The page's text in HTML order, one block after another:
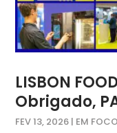
LISBON
Obrigado,
FEV 13, 2026 | EM